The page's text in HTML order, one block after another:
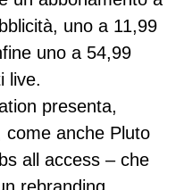
uno a 11,99
uno a 54,99
live.
presenta,
come anche Pluto
all access – che